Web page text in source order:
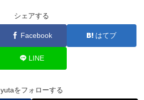
e
dI
at
s
A
p
p
ck
et
シェアする
Facebook はてブ
LINE
yutaをフォローする